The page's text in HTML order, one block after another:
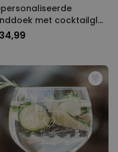
met cocktailglas